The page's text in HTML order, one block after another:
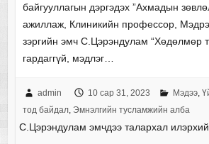
байгууллагын дэргэдэх ”Ахмадын
ажиллаж, Клиникийн профессор,
зэргийн эмч С.Цэрэндулам “Хөдөлмөр
гардаггүй, мэдлэг…
admin 10 сар 31, 2023 Мэдээ,
тод байдал, Эмнэлгийн тусламжийн алба
С.Цэрэндулам эмчдээ талархал